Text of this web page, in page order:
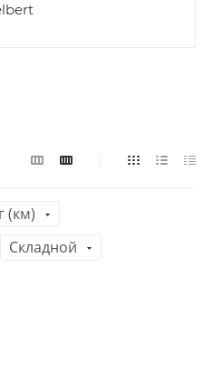
(км)
Складной